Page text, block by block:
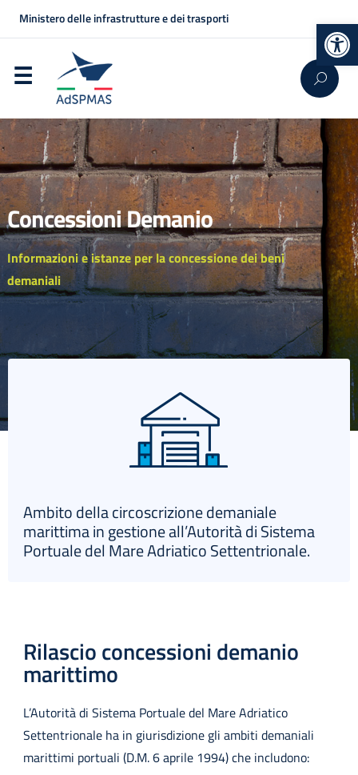
Ministero delle infrastrutture e dei trasporti
Concessioni Demanio
Informazioni e istanze per la concessione dei beni
demaniali
Ambito della circoscrizione demaniale
marittima in gestione all’Autorità di Sistema
Portuale del Mare Adriatico Settentrionale.
Rilascio concessioni demanio
marittimo
L’Autorità di Sistema Portuale del Mare Adriatico
Settentrionale ha in giurisdizione gli ambiti demaniali
marittimi portuali (D.M. 6 aprile 1994) che includono: